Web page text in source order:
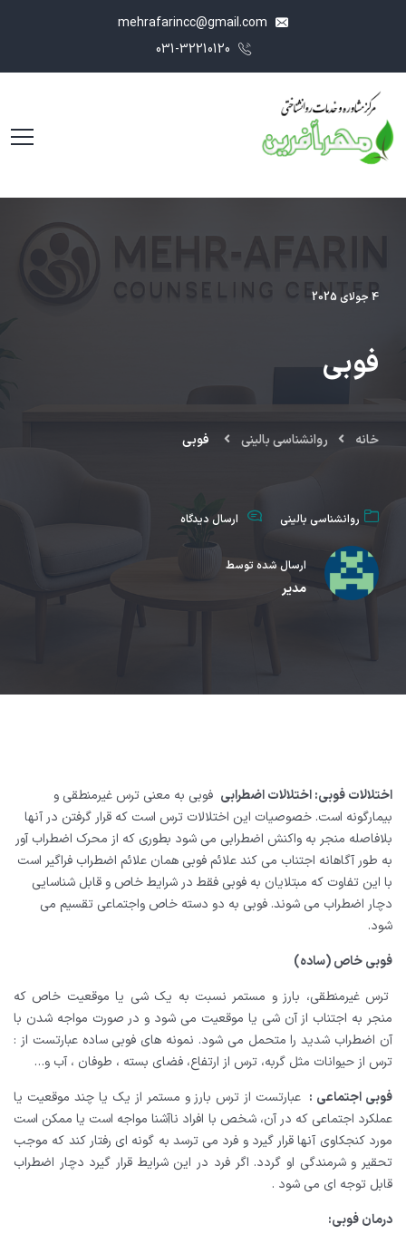
4 جولای 2025
فوبی
خانه روانشناسی بالینی فوبی
روانشناسی بالینی ارسال دیدگاه
ارسال شده توسط
مدیر
اختلالات فوبی:اختلالات اضطرابی فوبی به معنی ترس غیرمنطقی و
بیمارگونه است. خصوصیات این اختلالات ترس است که قرار گرفتن در آنها
بلافاصله منجر به واکنش اضطرابی می شود بطوری که از محرک اضطراب آور
به طور آگاهانه اجتناب می کند علائم فوبی همان علائم اضطراب فراگیر است
با این تفاوت که مبتلایان به فوبی فقط در شرایط خاص و قابل شناسایی
دچار اضطراب می شوند. فوبی به دو دسته خاص واجتماعی تقسیم می
شود.
فوبی خاص (ساده)
ترس غیرمنطقی، بارز و مستمر نسبت به یک شی یا موقعیت خاص که
منجر به اجتناب از آن شی یا موقعیت می شود و در صورت مواجه شدن با
آن اضطراب شدید را متحمل می شود. نمونه های فوبی ساده عبارتست از :
ترس از حیوانات مثل گربه، ترس از ارتفاع، فضای بسته ، طوفان ، آب و…
فوبی اجتماعی : عبارتست از ترس بارز و مستمر از یک یا چند موقعیت یا
عملکرد اجتماعی که در آن، شخص با افراد ناآشنا مواجه است یا ممکن است
مورد کنجکاوی آنها قرار گیرد و فرد می ترسد به گونه ای رفتار کند که موجب
تحقیر و شرمندگی او گردد. اگر فرد در این شرایط قرار گیرد دچار اضطراب
قابل توجه ای می شود .
درمان فوبی: